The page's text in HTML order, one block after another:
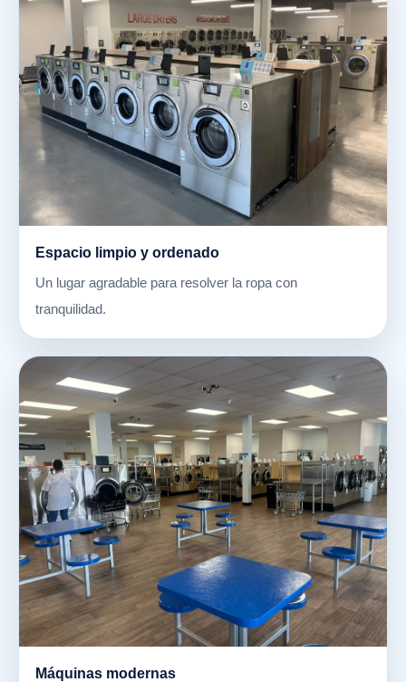
Espacio limpio y ordenado
Un lugar agradable para resolver la ropa con
tranquilidad.
Máquinas modernas